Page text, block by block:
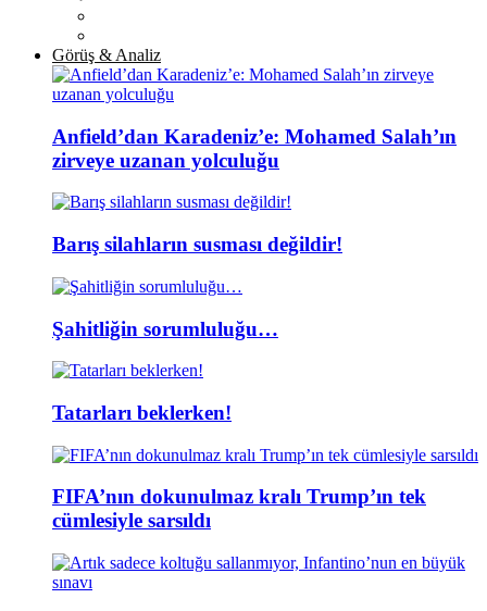
Görüş & Analiz
Anfield’dan Karadeniz’e: Mohamed Salah’ın
zirveye uzanan yolculuğu
Barış silahların susması değildir!
Şahitliğin sorumluluğu…
Tatarları beklerken!
FIFA’nın dokunulmaz kralı Trump’ın tek
cümlesiyle sarsıldı